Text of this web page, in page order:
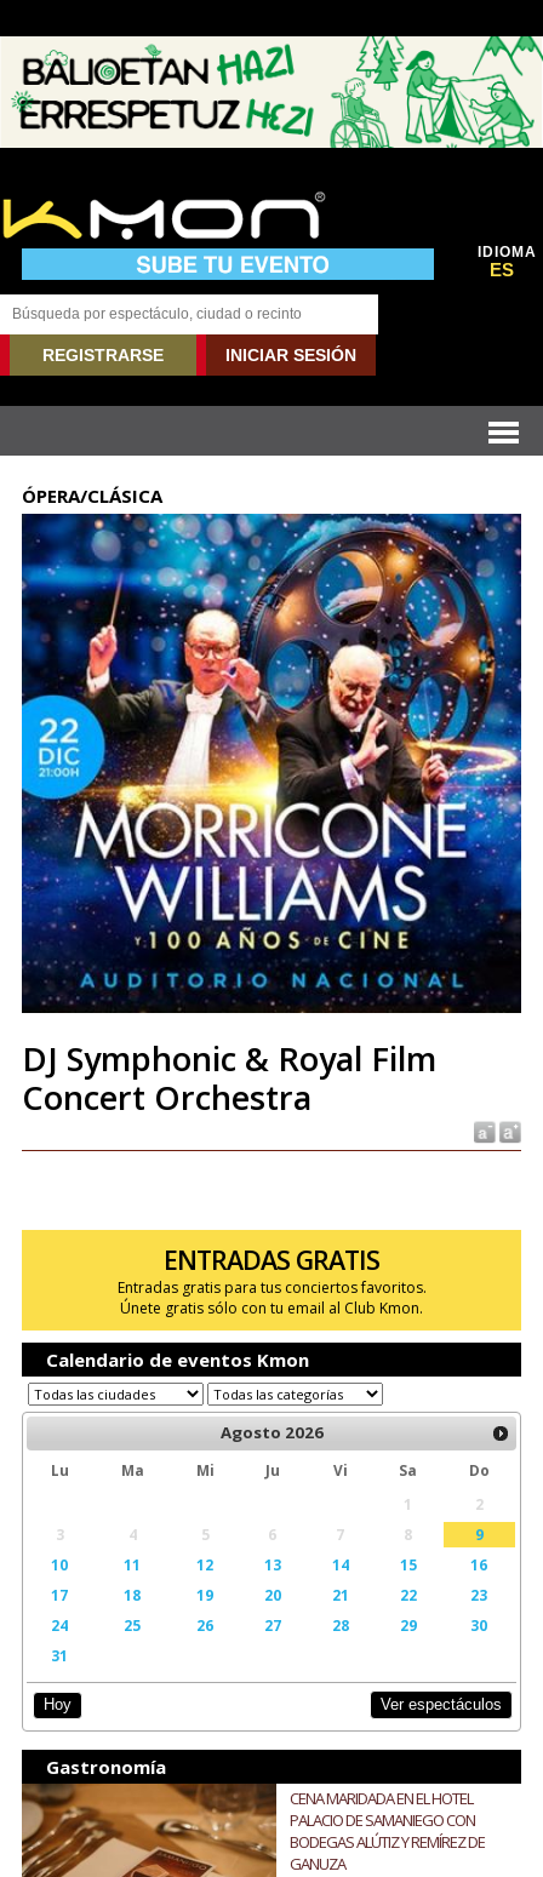
IDIOMA
ES
REGISTRARSE INICIAR SESIÓN
ÓPERA/CLÁSICA
DJ Symphonic & Royal Film
Concert Orchestra
ENTRADAS GRATIS
Entradas gratis para tus conciertos favoritos.
Únete gratis sólo con tu email al Club Kmon.
Calendario de eventos Kmon
Agosto 2026
Lu Ma Mi Ju Vi Sa
Do
1
2
3
4 5 6 7 8
9
10
11 12 13 14 15
16
17
18 19 20 21 22
23
24
25 26 27 28 29
30
31
Hoy Ver espectáculos
Gastronomía
CENA MARIDADA EN EL HOTEL
PALACIO DE SAMANIEGO CON
BODEGAS ALÚTIZ Y REMÍREZ DE
GANUZA